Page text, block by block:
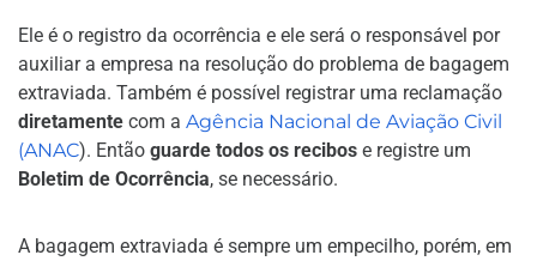
Ele é o registro da ocorrência e ele será o responsável por
auxiliar a empresa na resolução do problema de bagagem
extraviada. Também é possível registrar uma reclamação
diretamente com a Agência Nacional de Aviação Civil
(ANAC). Então guarde todos os recibos e registre um
Boletim de Ocorrência, se necessário.
A bagagem extraviada é sempre um empecilho, porém, em